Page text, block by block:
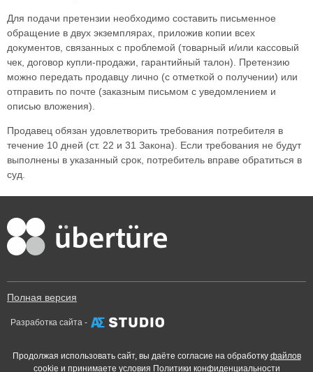
Для подачи претензии необходимо составить письменное
обращение в двух экземплярах, приложив копии всех
документов, связанных с проблемой (товарный и/или кассовый
чек, договор купли-продажи, гарантийный талон). Претензию
можно передать продавцу лично (с отметкой о получении) или
отправить по почте (заказным письмом с уведомлением и
описью вложения).
Продавец обязан удовлетворить требования потребителя в
течение 10 дней (ст. 22 и 31 Закона). Если требования не будут
выполнены в указанный срок, потребитель вправе обратиться в
суд.
Полная версия
Разработка сайта -
Продолжая использовать сайт, вы даёте согласие на обработку файлов
cookie и принимаете условия Политики конфиденциальности